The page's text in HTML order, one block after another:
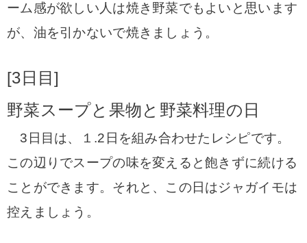
ーム感が欲しい人は焼き野菜でもよいと思います
が、油を引かないで焼きましょう。
[3日目]
野菜スープと果物と野菜料理の日
3日目は、１.2日を組み合わせたレシピです。
この辺りでスープの味を変えると飽きずに続ける
ことができます。 それと、この日はジャガイモは
控えましょう。